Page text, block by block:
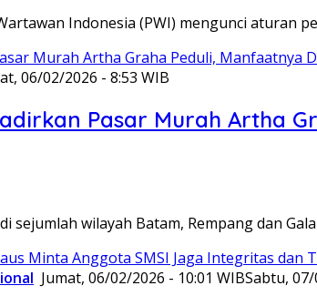
Indonesia (PWI) mengunci
06/02/2026 - 8:53 WIB
Pasar Murah Artha
sejumlah wilayah Batam, Rempang dan
Jumat, 06/02/2026 - 10:01 WIBSabtu,